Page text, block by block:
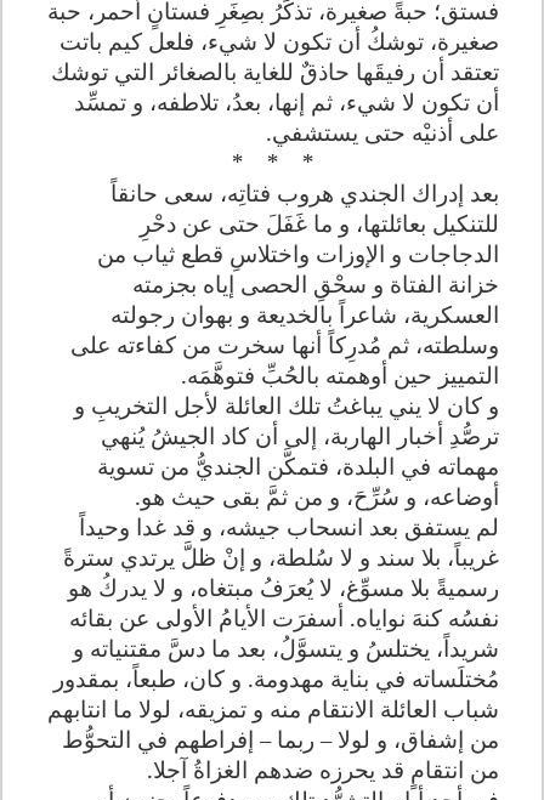
فستق؛ حبةً صغيرة، تذكِّرُ بصِغَرِ فستانٍ أحمر، حبة
صغيرة، توشكُ أن تكون لا شيء، فلعل كيم باتت
تعتقد أن رفيقَها حاذقٌ للغاية بالصغائر التي توشك
أن تكون لا شيء، ثم إنها، بعدُ، تلاطفه، و تمسِّد
على أذنيْه حتى يستشفي.
*
*
*
بعد إدراك الجندي هروب فتاتِه، سعى حانقاً
للتنكيل بعائلتها، و ما غَفَلَ حتى عن دحْرِ
الدجاجات و الإوزات واختلاسِ قطع ثياب من
خزانة الفتاة و سحْقِ الحصى إياه بجزمته
العسكرية، شاعراً بالخديعة و بهوان رجولته
وسلطته، ثم مُدرِكاً أنها سخرت من كفاءته على
التمييز حين أوهمته بالحُبِّ فتوهَّمَه.
و كان لا يني يباغتُ تلك العائلة لأجل التخريبِ و
ترصُّدِ أخبار الهاربة، إلى أن كاد الجيشُ يُنهي
مهماته في البلدة، فتمكَّن الجنديُّ من تسوية
أوضاعه، و سُرِّحَ، و من ثمَّ بقى حيث هو.
لم يستفق بعد انسحاب جيشه، و قد غدا وحيداً
غريباً، بلا سند و لا سُلطة، و إنْ ظلَّ يرتدي سترةً
رسميةً بلا مسوِّغ، لا يُعرَفُ مبتغاه، و لا يدركُ هو
نفسُه كنهَ نواياه. أسفرَت الأيامُ الأولى عن بقائه
شريداً، يختلسُ و يتسوَّلُ، بعد ما دسَّ مقتنياته و
مُختلَساته في بناية مهدومة. و كان، طبعاً، بمقدور
شباب العائلة الانتقام منه و تمزيقه، لولا ما انتابهم
من إشفاق، و لولا – ربما – إفراطهم في التحوُّط
من انتقامٍ قد يحرزه ضدهم الغزاةُ آجلا.